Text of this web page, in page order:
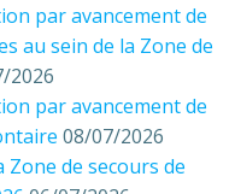
par avancement de
au sein de la Zone de
2026
par avancement de
08/07/2026
Zone de secours de